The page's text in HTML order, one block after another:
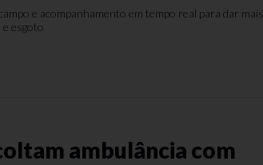
e acompanhamento em tempo real para dar
e esgoto
ambulância com